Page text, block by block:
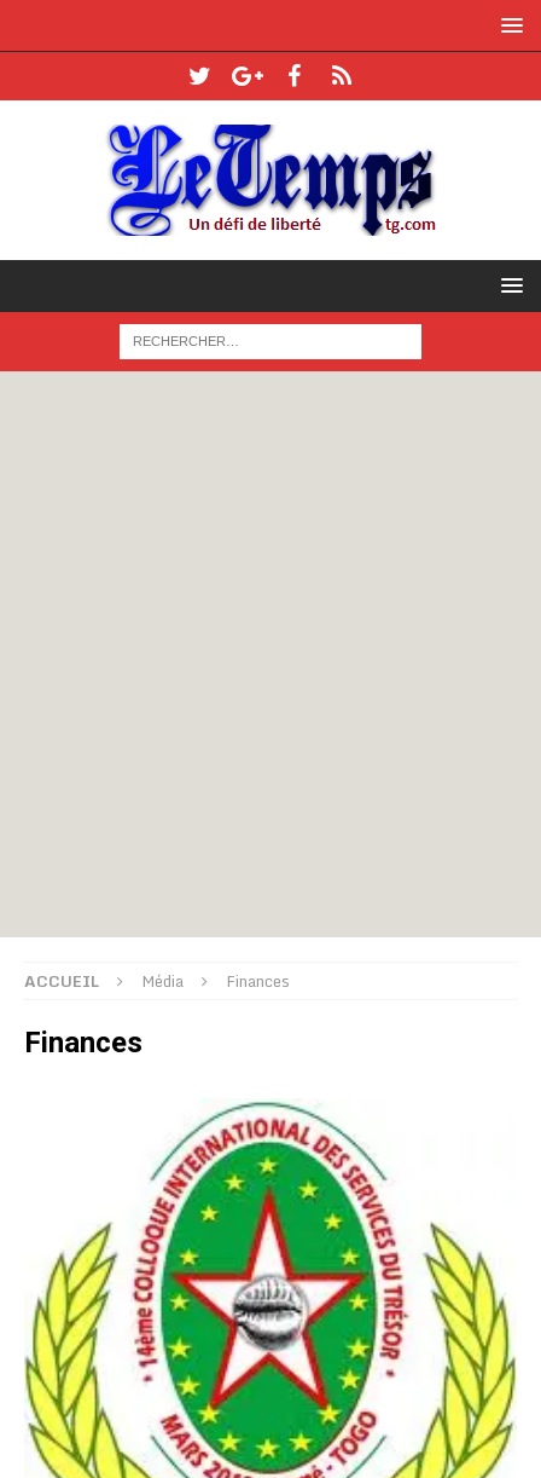
ACCUEIL Média Finances
Finances